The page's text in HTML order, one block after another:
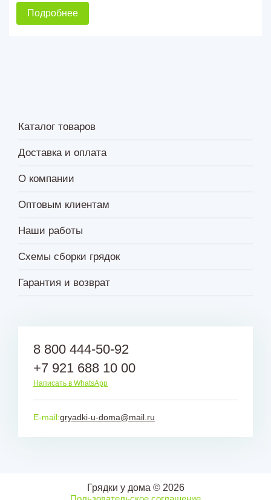
Подробнее
Каталог товаров
Доставка и оплата
О компании
Оптовым клиентам
Наши работы
Схемы сборки грядок
Гарантия и возврат
8 800 444-50-92
+7 921 688 10 00
Написать в WhatsApp
E-mail:gryadki-u-doma@mail.ru
Грядки у дома © 2026